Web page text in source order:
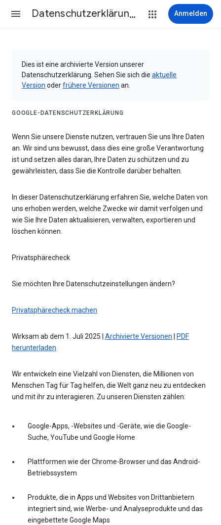
Datenschutzerklärung & Nutzungsbedingungen Anmelden
Dies ist eine archivierte Version unserer
Datenschutzerklärung. Sehen Sie sich die aktuelle
Version oderfrühere Versionen an.
GOOGLE-DATENSCHUTZERKLÄRUNG
Wenn Sie unsere Dienste nutzen, vertrauen Sie uns Ihre Daten
an. Wir sind uns bewusst, dass dies eine große Verantwortung
ist und setzen alles daran, Ihre Daten zu schützen und zu
gewährleisten, dass Sie die Kontrolle darüber behalten.
In dieser Datenschutzerklärung erfahren Sie, welche Daten von
uns erhoben werden, welche Zwecke wir damit verfolgen und
wie Sie Ihre Daten aktualisieren, verwalten, exportieren und
löschen können.
Privatsphärecheck
Sie möchten Ihre Datenschutzeinstellungen ändern?
Privatsphärecheck machen
Wirksam ab dem 1. Juli 2025 | Archivierte Versionen
PDF
herunterladen
Wir entwickeln eine Vielzahl von Diensten, die Millionen von
Menschen Tag für Tag helfen, die Welt ganz neu zu entdecken
und mit ihr zu interagieren. Zu unseren Diensten zählen:
Google-Apps, -Websites und -Geräte, wie die Google-
Suche, YouTube und Google Home
Plattformen wie der Chrome-Browser und das Android-
Betriebssystem
Produkte, die in Apps und Websites von Drittanbietern
integriert sind, wie Werbe- und Analyseprodukte und das
eingebettete Google Maps